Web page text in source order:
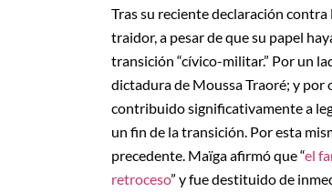
Tras su reciente declaración
traidor, a pesar de que su papel
transición “cívico-militar.” Por un
dictadura de Moussa Traoré; y
contribuido significativamente a
un fin de la transición. Por esta
precedente. Maïga afirmó que “el
retroceso” y fue destituido de